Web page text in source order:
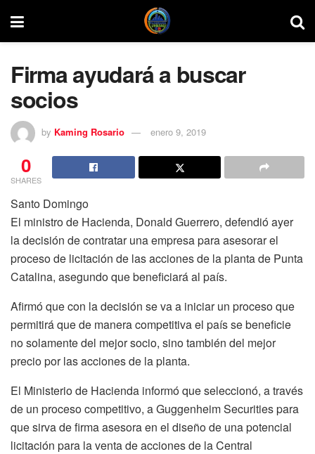
Firma ayudará a buscar
socios
by Kaming Rosario enero 9, 2019
0
SHARES
Santo Domingo
El ministro de Hacienda, Donald Guerrero, defendió ayer
la decisión de contratar una empresa para asesorar el
proceso de licitación de las acciones de la planta de Punta
Catalina, asegundo que beneficiará al país.
Afirmó que con la decisión se va a iniciar un proceso que
permitirá que de manera competitiva el país se beneficie
no solamente del mejor socio, sino también del mejor
precio por las acciones de la planta.
El Ministerio de Hacienda informó que seleccionó, a través
de un proceso competitivo, a Guggenheim Securities para
que sirva de firma asesora en el diseño de una potencial
licitación para la venta de acciones de la Central